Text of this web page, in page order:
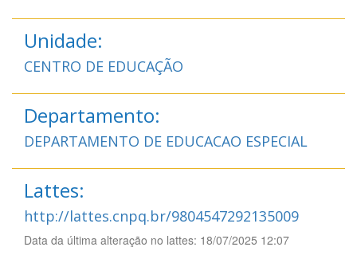
Unidade:
CENTRO DE EDUCAÇÃO
Departamento:
DEPARTAMENTO DE EDUCACAO ESPECIAL
Lattes:
http://lattes.cnpq.br/9804547292135009
Data da última alteração no lattes: 18/07/2025 12:07